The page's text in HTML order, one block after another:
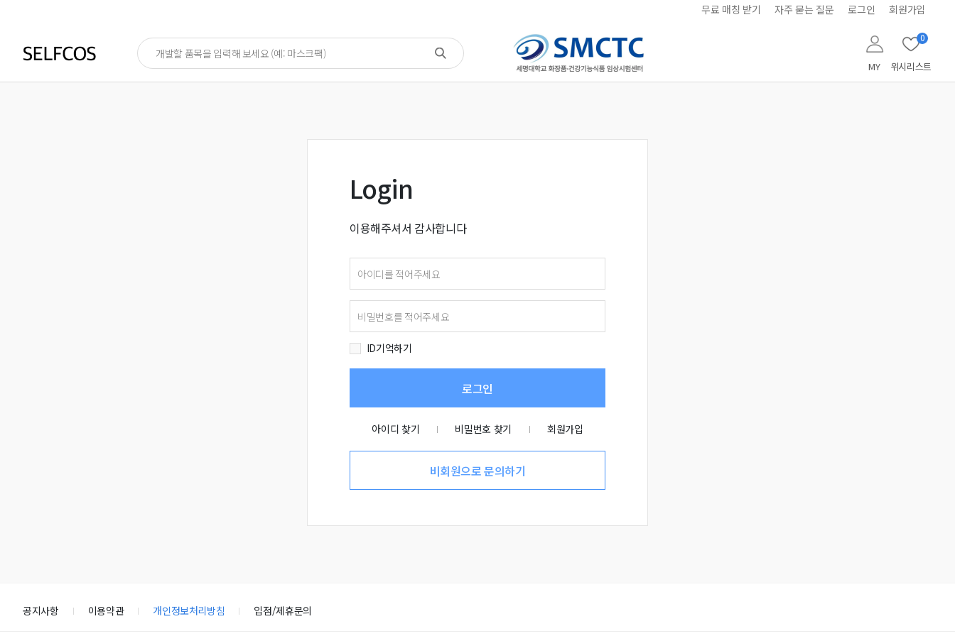
무료 매칭 받기 자주 묻는 질문 로그인 회원가입
MY 위시리스트
0
Login
이용해주셔서 감사합니다
ID기억하기
로그인
아이디 찾기 비밀번호 찾기 회원가입
비회원으로 문의하기
공지사항 이용약관 개인정보처리방침 입점/제휴문의